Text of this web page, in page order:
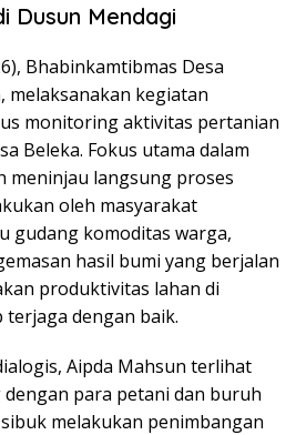
Dusun Mendagi
Bhabinkamtibmas Desa
melaksanakan kegiatan
monitoring aktivitas pertanian
Beleka. Fokus utama dalam
meninjau langsung proses
oleh masyarakat
gudang komoditas warga,
hasil bumi yang berjalan
produktivitas lahan di
dengan baik.
Aipda Mahsun terlihat
para petani dan buruh
melakukan penimbangan